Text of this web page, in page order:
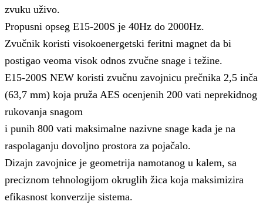
zvuku uživo.
Propusni opseg E15-200S je 40Hz do 2000Hz.
Zvučnik koristi visokoenergetski feritni magnet da bi
postigao veoma visok odnos zvučne snage i težine.
E15-200S NEW koristi zvučnu zavojnicu prečnika 2,5 inča
(63,7 mm) koja pruža AES ocenjenih 200 vati neprekidnog
rukovanja snagom
i punih 800 vati maksimalne nazivne snage kada je na
raspolaganju dovoljno prostora za pojačalo.
Dizajn zavojnice je geometrija namotanog u kalem, sa
preciznom tehnologijom okruglih žica koja maksimizira
efikasnost konverzije sistema.